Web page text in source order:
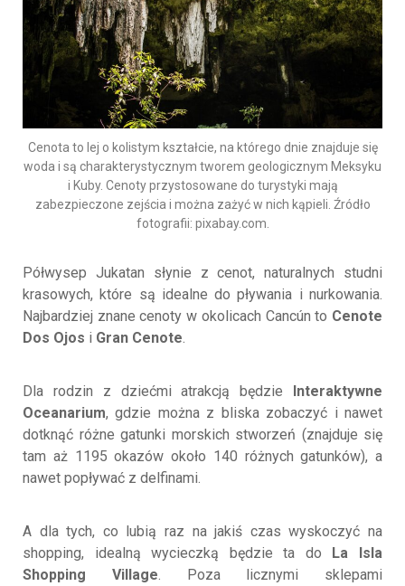
Cenota to lej o kolistym kształcie, na którego dnie znajduje się
woda i są charakterystycznym tworem geologicznym Meksyku
i Kuby. Cenoty przystosowane do turystyki mają
zabezpieczone zejścia i można zażyć w nich kąpieli. Źródło
fotografii: pixabay.com.
Półwysep Jukatan słynie z cenot, naturalnych studni
krasowych, które są idealne do pływania i nurkowania.
Najbardziej znane cenoty w okolicach Cancún to Cenote
Dos Ojos i Gran Cenote
Dla rodzin z dziećmi atrakcją będzie Interaktywne
Oceanarium, gdzie można z bliska zobaczyć i nawet
dotknąć różne gatunki morskich stworzeń (znajduje się
tam aż 1195 okazów około 140 różnych gatunków), a
nawet popływać z delfinami.
A dla tych, co lubią raz na jakiś czas wyskoczyć na
shopping, idealną wycieczką będzie ta do La Isla
Shopping Village . Poza licznymi sklepami